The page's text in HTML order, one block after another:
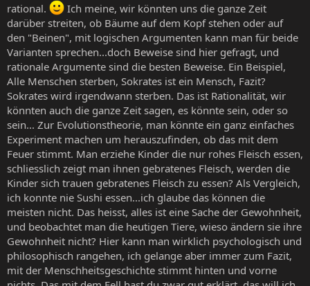
rational.
Ich meine, wir könnten uns die ganze Zeit
darüber streiten, ob Bäume auf dem Kopf stehen oder auf
den "Beinen", mit logischen Argumenten kann man für beide
Varianten sprechen...doch Beweise sind hier gefragt, und
rationale Argumente sind die besten Beweise. Ein Beispiel,
Alle Menschen sterben, Sokrates ist ein Mensch, Fazit?
Sokrates wird irgendwann sterben. Das ist Rationalität, wir
könnten auch die ganze Zeit sagen, es könnte sein, oder so
sein... Zur Evolutionstheorie, man könnte ein ganz einfaches
Experiment machen um herauszufinden, ob das mit dem
Feuer stimmt. Man erziehe Kinder die nur rohes Fleisch essen,
schliesslich zeigt man ihnen gebratenes Fleisch, werden die
Kinder sich trauen gebratenes Fleisch zu essen? Als Vergleich,
ich konnte nie Sushi essen...ich glaube das können die
meisten nicht. Das heisst, alles ist eine Sache der Gewohnheit,
und beobachtet man die heutigen Tiere, wieso ändern sie ihre
Gewohnheit nicht? Hier kann man wirklich psychologisch und
philosophisch rangehen, ich gelange aber immer zum Fazit,
mit der Menschheitsgeschichte stimmt hinten und vorne